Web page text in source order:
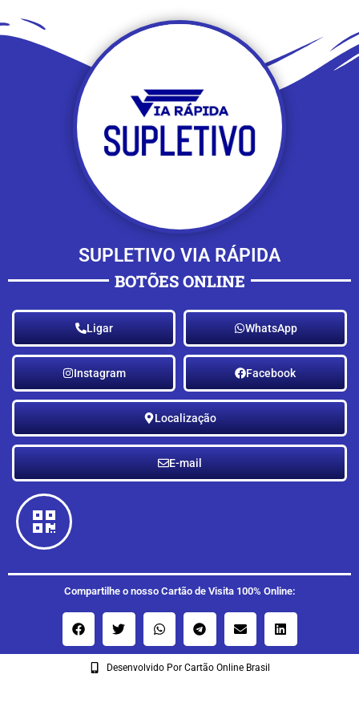
SUPLETIVO VIA RÁPIDA
BOTÕES ONLINE
Ligar WhatsApp
Instagram Facebook
Localização
E-mail
Compartilhe o nosso Cartão de Visita 100% Online:
Desenvolvido Por Cartão Online Brasil